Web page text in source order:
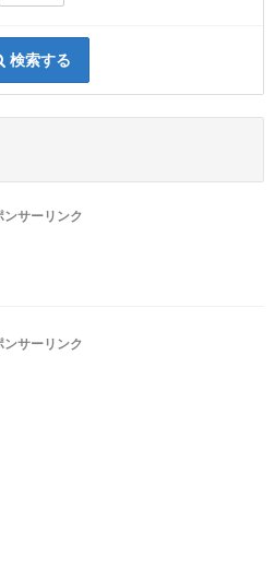
検索する
ンサーリンク
ンサーリンク